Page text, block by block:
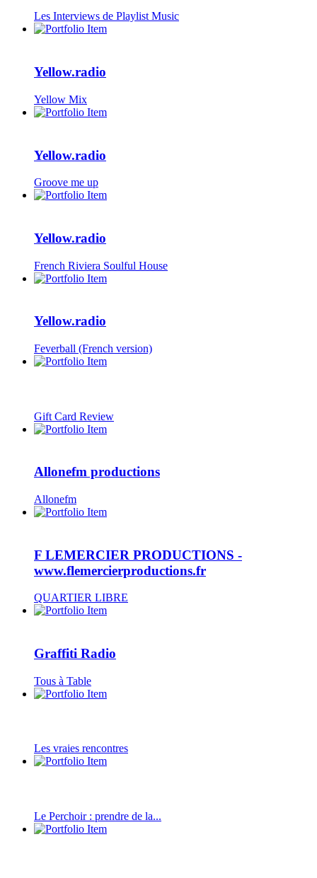
Les Interviews de Playlist Music
Yellow.radio
Yellow Mix
Yellow.radio
Groove me up
Yellow.radio
French Riviera Soulful House
Yellow.radio
Feverball (French version)
Gift Card Review
Allonefm productions
Allonefm
F LEMERCIER PRODUCTIONS -
www.flemercierproductions.fr
QUARTIER LIBRE
Graffiti Radio
Tous à Table
Les vraies rencontres
Le Perchoir : prendre de la...